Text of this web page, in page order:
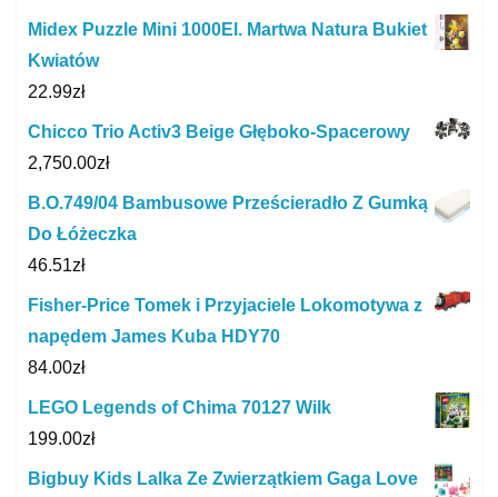
Midex Puzzle Mini 1000El. Martwa Natura Bukiet
Kwiatów
22.99zł
Chicco Trio Activ3 Beige Głęboko-Spacerowy
2,750.00zł
B.O.749/04 Bambusowe Prześcieradło Z Gumką
Do Łóżeczka
46.51zł
Fisher-Price Tomek i Przyjaciele Lokomotywa z
napędem James Kuba HDY70
84.00zł
LEGO Legends of Chima 70127 Wilk
199.00zł
Bigbuy Kids Lalka Ze Zwierzątkiem Gaga Love